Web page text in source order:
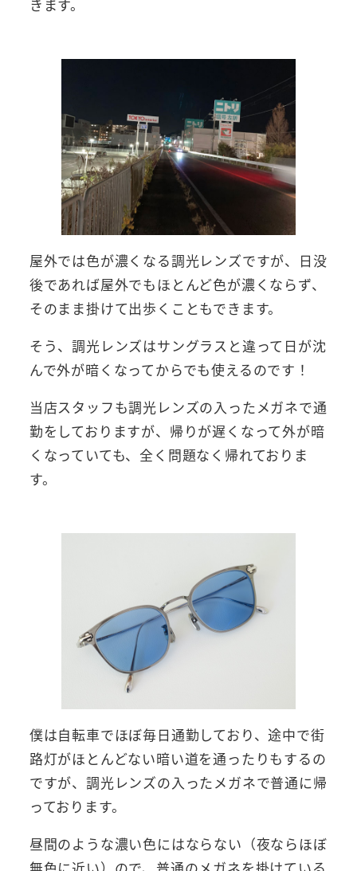
きます。
屋外では色が濃くなる調光レンズですが、日没
後であれば屋外でもほとんど色が濃くならず、
そのまま掛けて出歩くこともできます。
そう、調光レンズはサングラスと違って日が沈
んで外が暗くなってからでも使えるのです！
当店スタッフも調光レンズの入ったメガネで通
勤をしておりますが、帰りが遅くなって外が暗
くなっていても、全く問題なく帰れておりま
す。
僕は自転車でほぼ毎日通勤しており、途中で街
路灯がほとんどない暗い道を通ったりもするの
ですが、調光レンズの入ったメガネで普通に帰
っております。
昼間のような濃い色にはならない（夜ならほぼ